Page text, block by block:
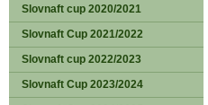
Slovnaft cup 2020/2021
Slovnaft Cup 2021/2022
Slovnaft cup 2022/2023
Slovnaft Cup 2023/2024